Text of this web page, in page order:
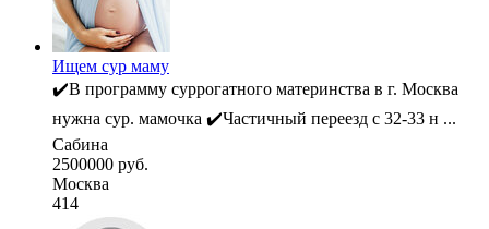
Ищем сур маму
✔️В программу суррогатного материнства в г. Москва
нужна сур. мамочка ✔️Частичный переезд с 32-33 н ...
Сабина
2500000 руб.
Москва
414